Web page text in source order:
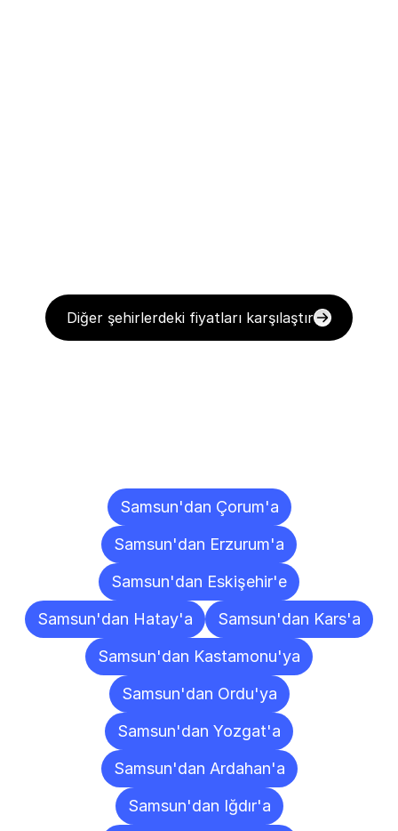
Diğer şehirlerdeki fiyatları karşılaştır
Samsun'dan Çorum'a
Samsun'dan Erzurum'a
Samsun'dan Eskişehir'e
Samsun'dan Hatay'a
Samsun'dan Kars'a
Samsun'dan Kastamonu'ya
Samsun'dan Ordu'ya
Samsun'dan Yozgat'a
Samsun'dan Ardahan'a
Samsun'dan Iğdır'a